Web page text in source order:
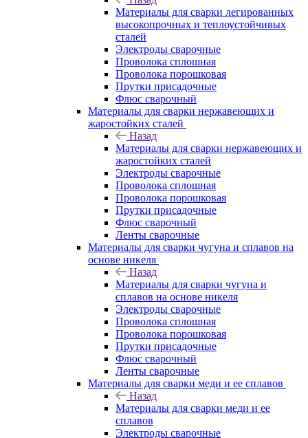
Материалы для сварки легированных
высокопрочных и теплоустойчивых
сталей
Электроды сварочные
Проволока сплошная
Проволока порошковая
Прутки присадочные
Флюс сварочный
Материалы для сварки нержавеющих и
жаростойких сталей
Назад
Материалы для сварки нержавеющих и
жаростойких сталей
Электроды сварочные
Проволока сплошная
Проволока порошковая
Прутки присадочные
Флюс сварочный
Ленты сварочные
Материалы для сварки чугуна и сплавов на
основе никеля
Назад
Материалы для сварки чугуна и
сплавов на основе никеля
Электроды сварочные
Проволока сплошная
Проволока порошковая
Прутки присадочные
Флюс сварочный
Ленты сварочные
Материалы для сварки меди и ее сплавов
Назад
Материалы для сварки меди и ее
сплавов
Электроды сварочные